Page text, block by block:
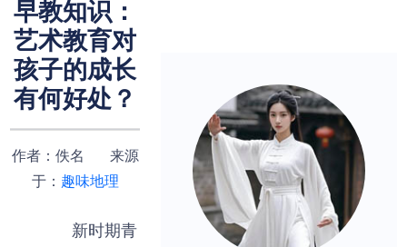
早教知识：
艺术教育对
孩子的成长
有何好处？
作者：佚名 来源
于： 趣味地理
新时期青